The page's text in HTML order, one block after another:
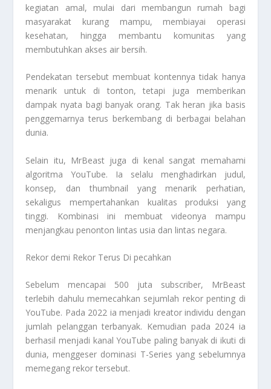
kegiatan amal, mulai dari membangun rumah bagi
masyarakat kurang mampu, membiayai operasi
kesehatan, hingga membantu komunitas yang
membutuhkan akses air bersih.
Pendekatan tersebut membuat kontennya tidak hanya
menarik untuk di tonton, tetapi juga memberikan
dampak nyata bagi banyak orang. Tak heran jika basis
penggemarnya terus berkembang di berbagai belahan
dunia.
Selain itu, MrBeast juga di kenal sangat memahami
algoritma YouTube. Ia selalu menghadirkan judul,
konsep, dan thumbnail yang menarik perhatian,
sekaligus mempertahankan kualitas produksi yang
tinggi. Kombinasi ini membuat videonya mampu
menjangkau penonton lintas usia dan lintas negara.
Rekor demi Rekor Terus Di pecahkan
Sebelum mencapai 500 juta subscriber, MrBeast
terlebih dahulu memecahkan sejumlah rekor penting di
YouTube. Pada 2022 ia menjadi kreator individu dengan
jumlah pelanggan terbanyak. Kemudian pada 2024 ia
berhasil menjadi kanal YouTube paling banyak di ikuti di
dunia, menggeser dominasi T-Series yang sebelumnya
memegang rekor tersebut.